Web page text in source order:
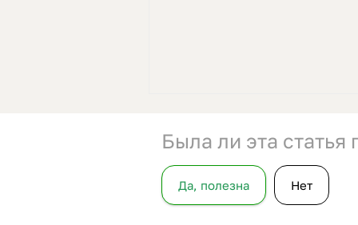
Была ли эта статья
Да, полезна Нет